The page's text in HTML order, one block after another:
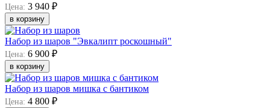
Цена: 3 940 ₽
в корзину
Набор из шаров "Эвкалипт роскошный"
Цена: 6 900 ₽
в корзину
Набор из шаров мишка с бантиком
Цена: 4 800 ₽